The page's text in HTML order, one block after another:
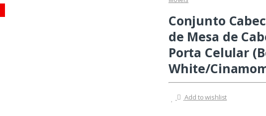
Conjunto
de Mesa de
Porta Celular
White/
Add to wishlist